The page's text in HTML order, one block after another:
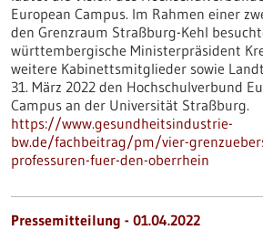
European Campus. Im Rahmen einer
den Grenzraum Straßburg-Kehl
württembergische Ministerpräsident
weitere Kabinettsmitglieder sowie
31. März 2022 den Hochschulverbund
Campus an der Universität Straßburg.
https://www.gesundheitsindustrie-
bw.de/fachbeitrag/pm/vier-
professuren-fuer-den-oberrhein
Pressemitteilung - 01.04.2022